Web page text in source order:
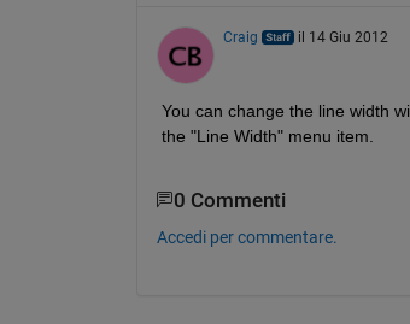
Craig il 14 Giu 2012
You can change the line width
the "Line Width" menu item.
0 Commenti
Accedi per commentare.